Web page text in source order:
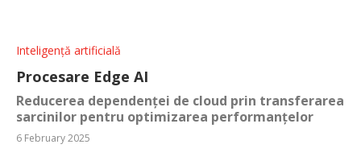
Inteligență artificială
Procesare Edge AI
Reducerea dependenței de cloud prin transferarea
sarcinilor pentru optimizarea performanțelor
6 February 2025